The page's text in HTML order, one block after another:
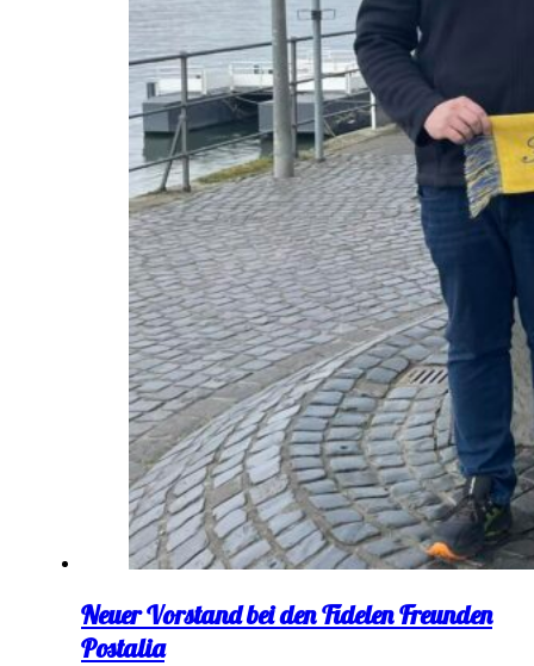
Neuer Vorstand bei den Fidelen Freunden
Postalia